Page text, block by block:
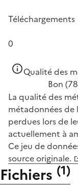
Téléchargements
0
Qualité des
Bon
La qualité des
métadonnées de
perdues lors de
actuellement à
Ce jeu de
source originale.
Fichiers (1)